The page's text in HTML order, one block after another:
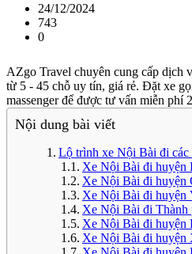
24/12/2024
743
0
AZgo Travel chuyên cung cấp dịch
từ 5 - 45 chỗ uy tín, giá rẻ. Đặt xe
massenger để được tư vấn miễn phí
Nội dung bài viết
Lộ trình xe Nội Bài đi các
Xe Nội Bài đi huyện
Xe Nội Bài đi huyện
Xe Nội Bài đi huyện
Xe Nội Bài đi Thành
Xe Nội Bài đi huyện
Xe Nội Bài đi huyện